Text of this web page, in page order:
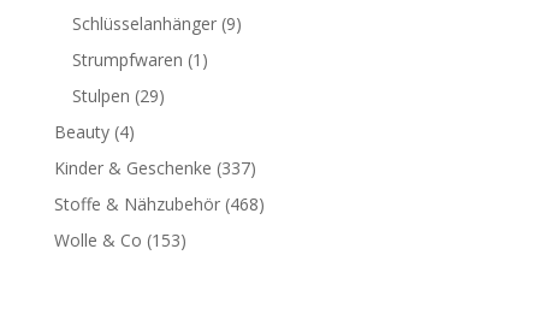
Schlüsselanhänger (9)
Strumpfwaren (1)
Stulpen (29)
Beauty (4)
Kinder & Geschenke (337)
Stoffe & Nähzubehör (468)
Wolle & Co (153)